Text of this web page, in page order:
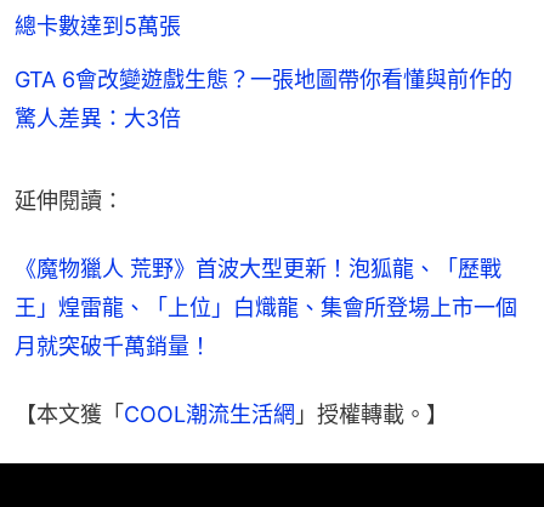
總卡數達到5萬張
GTA 6會改變遊戲生態？一張地圖帶你看懂與前作的
驚人差異：大3倍
延伸閱讀：
《魔物獵人 荒野》首波大型更新！泡狐龍、「歷戰
王」煌雷龍、「上位」白熾龍、集會所登場上市一個
月就突破千萬銷量！
【本文獲「 COOL潮流生活網 」授權轉載。】